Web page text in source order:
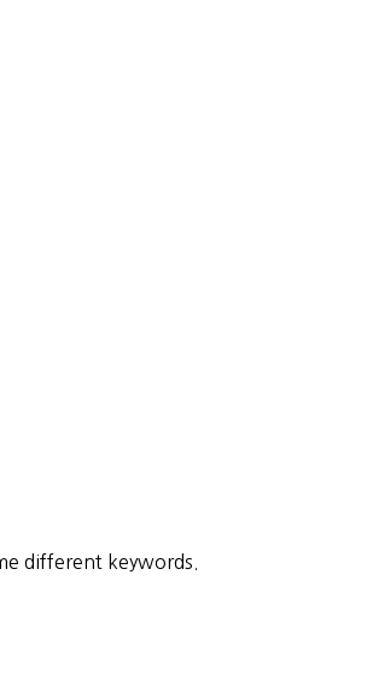
different keywords.